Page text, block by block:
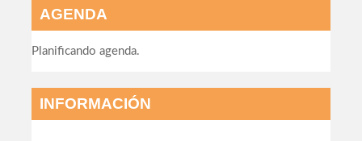
AGENDA
Planificando agenda.
INFORMACIÓN